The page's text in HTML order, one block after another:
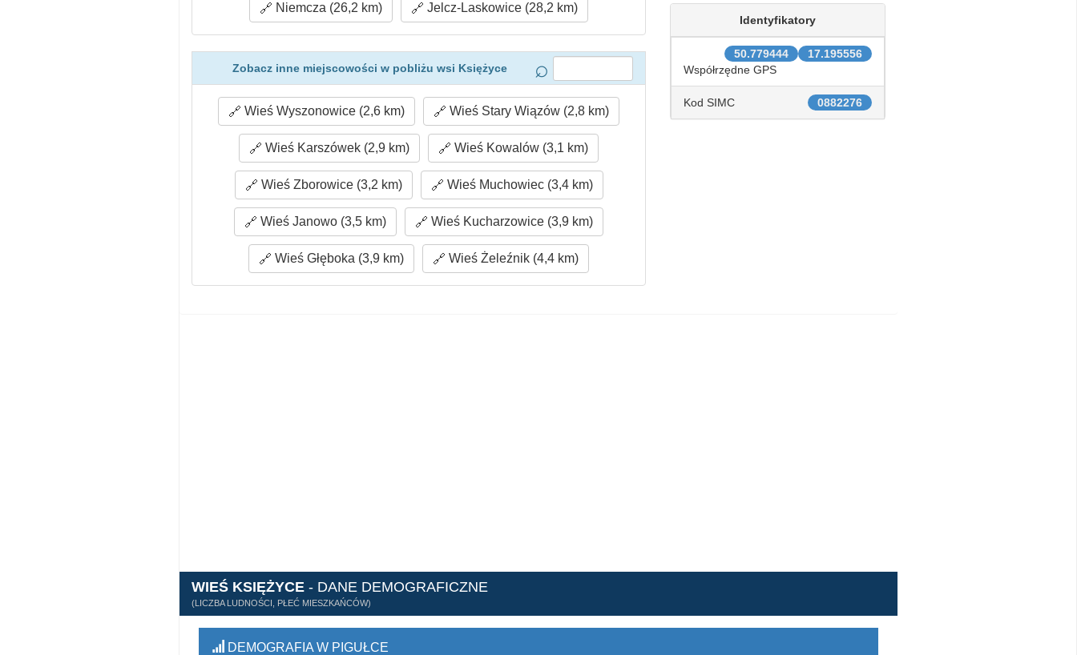
Niemcza (26,2 km) Jelcz-Laskowice (28,2 km)
Zobacz inne miejscowości w pobliżu wsi Księżyce
Wieś Wyszonowice (2,6 km) Wieś Stary Wiązów (2,8 km)
Wieś Karszówek (2,9 km) Wieś Kowalów (3,1 km)
Wieś Zborowice (3,2 km) Wieś Muchowiec (3,4 km)
Wieś Janowo (3,5 km) Wieś Kucharzowice (3,9 km)
Wieś Głęboka (3,9 km) Wieś Żeleźnik (4,4 km)
Identyfikatory
17.195556
50.779444
Współrzędne GPS
0882276
Kod SIMC
WIEŚ KSIĘŻYCE - DANE DEMOGRAFICZNE
(LICZBA LUDNOŚCI, PŁEĆ MIESZKAŃCÓW)
DEMOGRAFIA W PIGUŁCE